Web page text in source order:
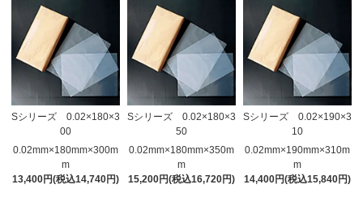
Sシリーズ 0.02×180×3
00
0.02mm×180mm×300m
m
13,400円(税込14,740円)
Sシリーズ 0.02×180×3
50
0.02mm×180mm×350m
m
15,200円(税込16,720円)
Sシリーズ 0.02×190×3
10
0.02mm×190mm×310m
m
14,400円(税込15,840円)